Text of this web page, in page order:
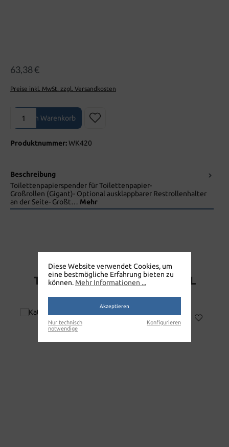
63,38 €
Preise inkl. MwSt. zzgl. Versandkosten
Produkt Anzahl: Gib den gewünschten Wert ein oder benutze die
In den Warenkorb
Produktnummer:WK420
Beschreibung
Toilettenpapierspender für Toilettenpapier-
Großrollen (Gigant)- Optional ausklappbarer Restrollenhalter
an der Seite- Großt… Mehr
KATRIN GIGANT
TOILETTENPAPIERSPENDER L
Diese Website verwendet Cookies, um
eine bestmögliche Erfahrung bieten zu
können. Mehr Informationen ...
Akzeptieren
Nur technisch
notwendige
Konfigurieren